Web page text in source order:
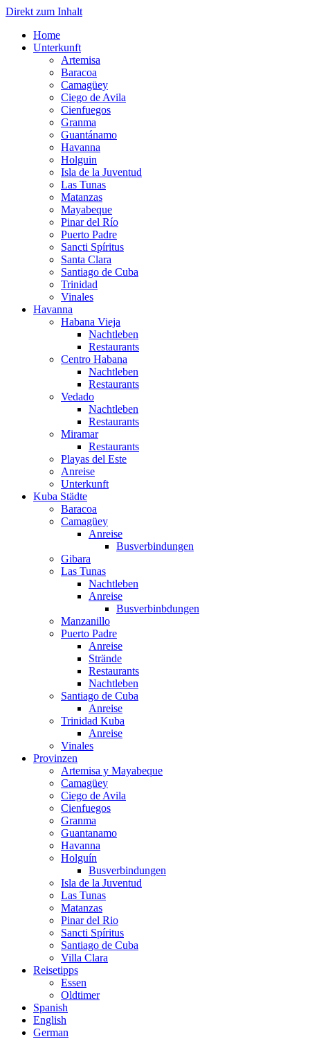
Direkt zum Inhalt
Home
Unterkunft
Artemisa
Baracoa
Camagüey
Ciego de Avila
Cienfuegos
Granma
Guantánamo
Havanna
Holguin
Isla de la Juventud
Las Tunas
Matanzas
Mayabeque
Pinar del Río
Puerto Padre
Sancti Spíritus
Santa Clara
Santiago de Cuba
Trinidad
Vinales
Havanna
Habana Vieja
Nachtleben
Restaurants
Centro Habana
Nachtleben
Restaurants
Vedado
Nachtleben
Restaurants
Miramar
Restaurants
Playas del Este
Anreise
Unterkunft
Kuba Städte
Baracoa
Camagüey
Anreise
Busverbindungen
Gibara
Las Tunas
Nachtleben
Anreise
Busverbinbdungen
Manzanillo
Puerto Padre
Anreise
Strände
Restaurants
Nachtleben
Santiago de Cuba
Anreise
Trinidad Kuba
Anreise
Vinales
Provinzen
Artemisa y Mayabeque
Camagüey
Ciego de Avila
Cienfuegos
Granma
Guantanamo
Havanna
Holguín
Busverbindungen
Isla de la Juventud
Las Tunas
Matanzas
Pinar del Rio
Sancti Spíritus
Santiago de Cuba
Villa Clara
Reisetipps
Essen
Oldtimer
Spanish
English
German